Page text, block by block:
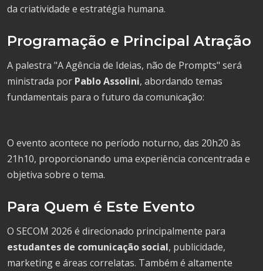
da criatividade e estratégia humana.
Programação e Principal Atração
A palestra "A Agência de Ideias, não de Prompts" será
ministrada por Pablo Assolini, abordando temas
fundamentais para o futuro da comunicação:
O evento acontece no período noturno, das 20h20 às
21h10, proporcionando uma experiência concentrada e
objetiva sobre o tema.
Para Quem é Este Evento
O SECOM 2026 é direcionado principalmente para
estudantes de comunicação social, publicidade,
marketing e áreas correlatas. Também é altamente